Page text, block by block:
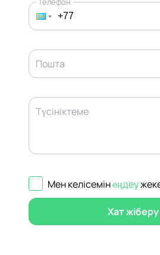
Пошта
Түсініктеме
Мен келісемінөңдеу
Хат жіберу